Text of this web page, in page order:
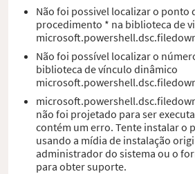
Não foi possivel localizar o ponto
procedimento * na biblioteca de
Não foi possível localizar o
biblioteca de vínculo dinâmico
não foi projetado para ser
contém um erro. Tente instalar o
usando a mídia de instalação
administrador do sistema ou o
para obter suporte.